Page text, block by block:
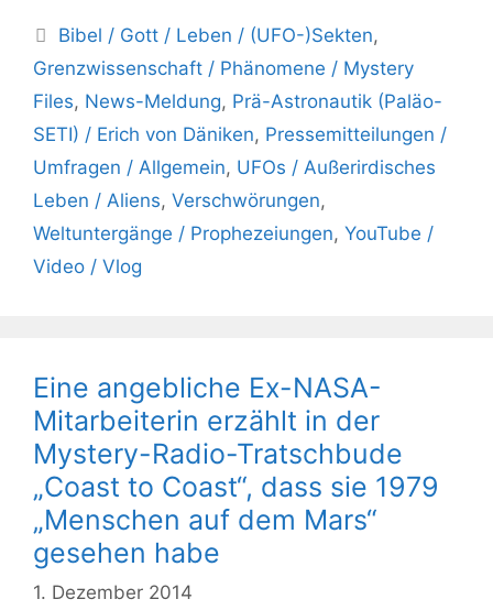
Kategorien
Bibel / Gott / Leben / (UFO-)Sekten,
Grenzwissenschaft / Phänomene / Mystery
Files, News-Meldung, Prä-Astronautik (Paläo-
SETI) / Erich von Däniken, Pressemitteilungen /
Umfragen / Allgemein, UFOs / Außerirdisches
Leben / Aliens, Verschwörungen,
Weltuntergänge / Prophezeiungen, YouTube /
Video / Vlog
Eine angebliche Ex-NASA-
Mitarbeiterin erzählt in der
Mystery-Radio-Tratschbude
„Coast to Coast“, dass sie 1979
„Menschen auf dem Mars“
gesehen habe
1. Dezember 2014